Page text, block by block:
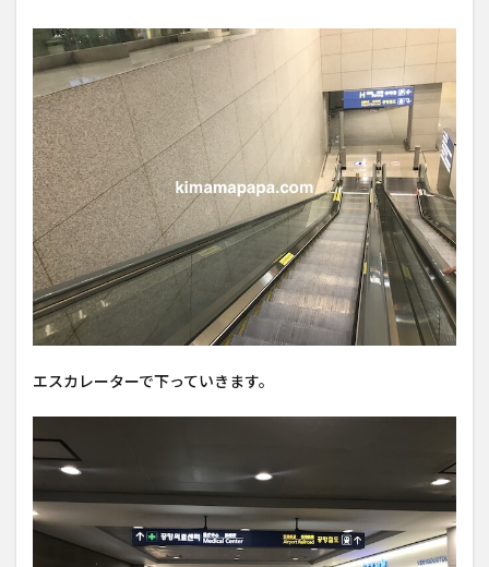
エスカレーターで下っていきます。